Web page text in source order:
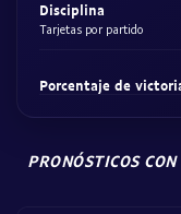
Disciplina
Tarjetas por partido
Porcentaje de
PRONÓSTICOS